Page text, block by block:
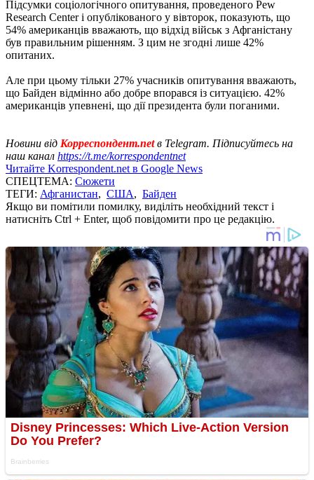
Підсумки соціологічного опитування, проведеного Pew
Research Center і опублікованого у вівторок, показують, що
54% ​​американців вважають, що відхід військ з Афганістану
був правильним рішенням. З цим не згодні лише 42%
опитаних.
Але при цьому тільки 27% учасників опитування вважають,
що Байден відмінно або добре впорався із ситуацією. 42%
американців упевнені, що дії президента були поганими.
Новини від Корреспондент.netв Telegram. Підписуйтесь на
наш канал https://t.me/korrespondentnet
Читайте Korrespondent.net в Google News
СПЕЦТЕМА: Сюжети
ТЕГИ: Афганистан, США, Байден
Якщо ви помітили помилку, виділіть необхідний текст і
натисніть Ctrl + Enter, щоб повідомити про це редакцію.